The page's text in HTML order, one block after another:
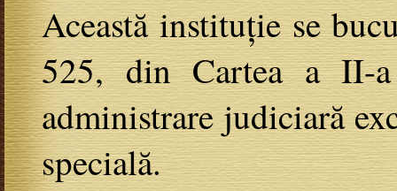
Această instituție se
525, din Cartea a II-a
administrare judiciară
specială.